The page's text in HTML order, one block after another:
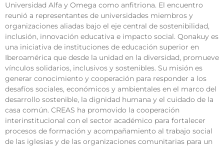
Universidad Alfa y Omega como anfitriona. El encuentro
reunió a representantes de universidades miembros y
organizaciones aliadas bajo el eje central de sostenibilidad,
inclusión, innovación educativa e impacto social. Qonakuy es
una iniciativa de instituciones de educación superior en
Iberoamérica que desde la unidad en la diversidad, promueve
vínculos solidarios, inclusivos y sostenibles. Su misión es
generar conocimiento y cooperación para responder a los
desafíos sociales, económicos y ambientales en el marco del
desarrollo sostenible, la dignidad humana y el cuidado de la
casa común. CREAS ha promovido la cooperación
interinstitucional con el sector académico para fortalecer
procesos de formación y acompañamiento al trabajo social
de las iglesias y de las organizaciones comunitarias para un